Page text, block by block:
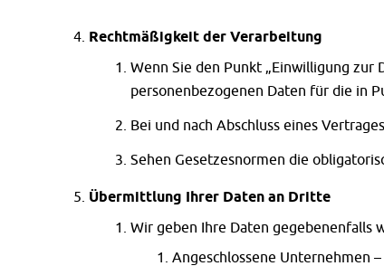
Rechtmäßigkeit der Verarbeitung
Wenn Sie den Punkt „Einwilligung
personenbezogenen Daten für die in
Bei und nach Abschluss eines
Sehen Gesetzesnormen die
Übermittlung Ihrer Daten an Dritte
Wir geben Ihre Daten gegebenenfalls
Angeschlossene Unternehmen